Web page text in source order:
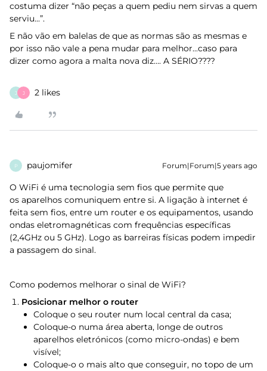
costuma dizer “não peças a quem pediu nem sirvas a quem
serviu...”.
E não vão em balelas de que as normas são as mesmas e
por isso não vale a pena mudar para melhor...caso para
dizer como agora a malta nova diz…. A SÉRIO????
J J 2 likes
P paujomifer Forum|Forum|5 years ago
O WiFi é uma tecnologia sem fios que permite que
os aparelhos comuniquem entre si. A ligação à internet é
feita sem fios, entre um router e os equipamentos, usando
ondas eletromagnéticas com frequências específicas
(2,4GHz ou 5 GHz). Logo as barreiras físicas podem impedir
a passagem do sinal.
Como podemos melhorar o sinal de WiFi?
Posicionar melhor o router
Coloque o seu router num local central da casa;
Coloque-o numa área aberta, longe de outros
aparelhos eletrónicos (como micro-ondas) e bem
visível;
Coloque-o o mais alto que conseguir, no topo de um